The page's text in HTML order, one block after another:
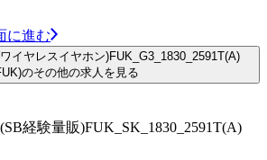
に進む
イヤレスイヤホン)FUK_G3_1830_2591T(A)
のその他の求人を見る
経験量販)FUK_SK_1830_2591T(A)